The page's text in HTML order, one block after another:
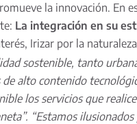
la innovación. En
La integración en su
Irizar por la
sostenible, tanto
de alto contenido
los servicios que
“Estamos